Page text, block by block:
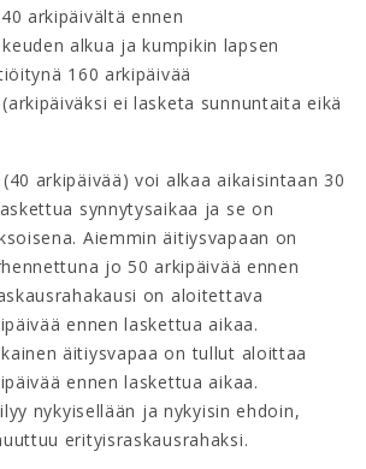
arkipäivältä ennen
alkua ja kumpikin lapsen
160 arkipäivää
ei lasketa sunnuntaita eikä
arkipäivää) voi alkaa aikaisintaan 30
synnytysaikaa ja se on
Aiemmin äitiysvapaan on
jo 50 arkipäivää ennen
on aloitettava
ennen laskettua aikaa.
äitiysvapaa on tullut aloittaa
ennen laskettua aikaa.
nykyisellään ja nykyisin ehdoin,
erityisraskausrahaksi.